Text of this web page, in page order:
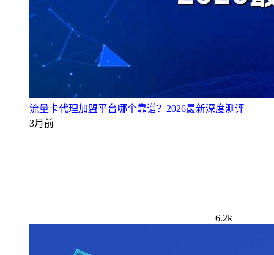
流量卡代理加盟平台哪个靠谱？2026最新深度测评
3月前
6.2k+